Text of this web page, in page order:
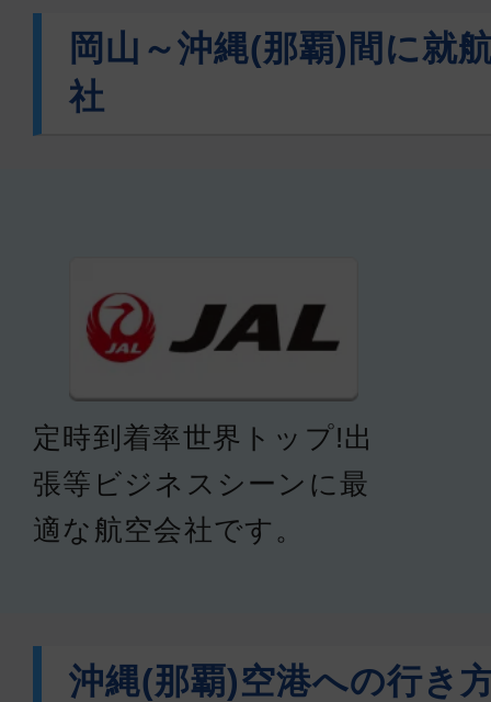
岡山～沖縄(那覇)間に就
社
定時到着率世界トップ!出
張等ビジネスシーンに最
適な航空会社です。
沖縄(那覇)空港への行き